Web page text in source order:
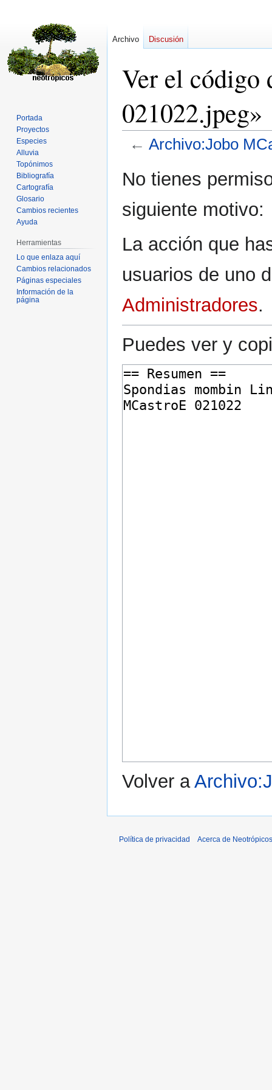
Ver el código
021022.jpeg»
← Archivo:Jobo
a
navegación
a
búsqueda
No tienes
siguiente motivo:
La acción que
usuarios de uno
Administradores.
Puedes ver y
Volver a
Archivo Discusión
Portada
Proyectos
Especies
Alluvia
Topónimos
Bibliografía
Cartografía
Glosario
Cambios recientes
Ayuda
Herramientas
Lo que enlaza aquí
Cambios relacionados
Páginas especiales
Información de la
página
Política de privacidad Acerca de Neotrópicos